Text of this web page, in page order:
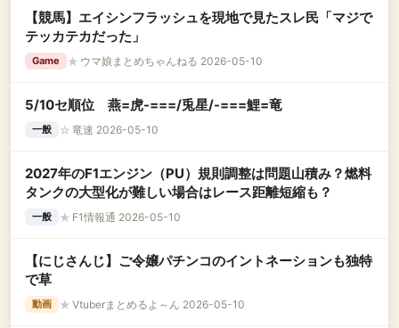
【競馬】エイシンフラッシュを現地で見たスレ民「マジで
テッカテカだった」
Game ★ ウマ娘まとめちゃんねる 2026-05-10
5/10セ順位 燕=虎-===/兎星/-===鯉=竜
一般 ☆ 竜速 2026-05-10
2027年のF1エンジン（PU）規則調整は問題山積み？燃料
タンクの大型化が難しい場合はレース距離短縮も？
一般 ★ F1情報通 2026-05-10
【にじさんじ】ご令嬢パチンコのイントネーションも独特
で草
動画 ★ Vtuberまとめるよ～ん 2026-05-10